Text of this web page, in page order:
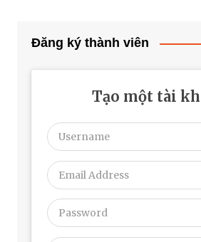
Đăng ký thành viên
Tạo một tài